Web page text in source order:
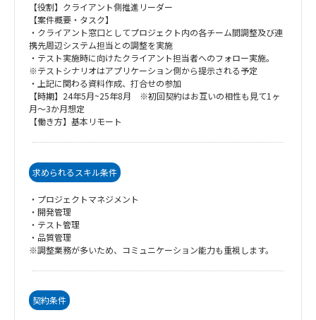
【役割】クライアント側推進リーダー
【案件概要・タスク】
・クライアント窓口としてプロジェクト内の各チーム間調整及び連
携先周辺システム担当との調整を実施
・テスト実施時に向けたクライアント担当者へのフォロー実施。
※テストシナリオはアプリケーション側から提示される予定
・上記に関わる資料作成、打合せの参加
【時期】24年5月~25年8月 ※初回契約はお互いの相性も見て1ヶ
月～3か月想定
【働き方】基本リモート
求められるスキル条件
・プロジェクトマネジメント
・開発管理
・テスト管理
・品質管理
※調整業務が多いため、コミュニケーション能力も重視します。
契約条件